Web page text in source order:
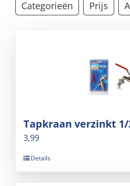
Categorieën Prijs
Tapkraan verzinkt 1/
3,99
Details